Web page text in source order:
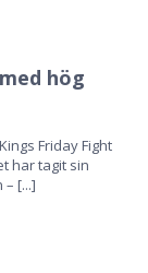
hög
Friday Fight
har tagit sin
– [...]